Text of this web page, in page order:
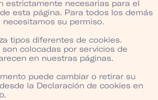
estrictamente necesarias para el
esta página. Para todos los demás
su permiso.
tipos diferentes de cookies.
colocadas por servicios de
en nuestras páginas.
puede cambiar o retirar su
la Declaración de cookies en